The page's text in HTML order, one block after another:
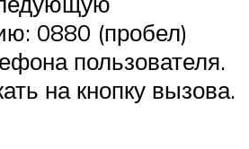
0880 (пробел)
пользователя.
на кнопку вызова.